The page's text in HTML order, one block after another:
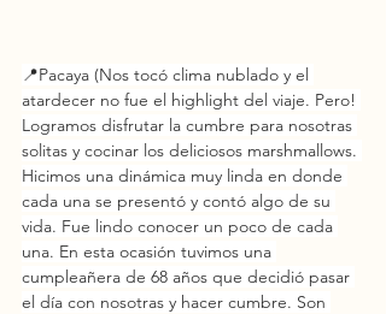
📍Pacaya (Nos tocó clima nublado y el
atardecer no fue el highlight del viaje. Pero!
Logramos disfrutar la cumbre para nosotras
solitas y cocinar los deliciosos marshmallows.
Hicimos una dinámica muy linda en donde
cada una se presentó y contó algo de su
vida. Fue lindo conocer un poco de cada
una. En esta ocasión tuvimos una
cumpleañera de 68 años que decidió pasar
el día con nosotras y hacer cumbre. Son